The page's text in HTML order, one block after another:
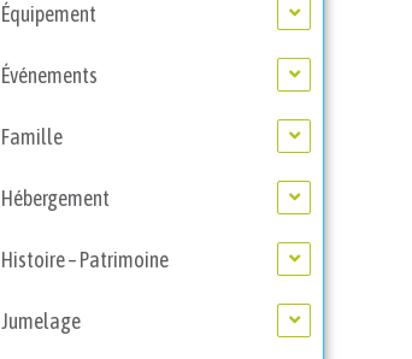
Équipement
Événements
Famille
Hébergement
Histoire – Patrimoine
Jumelage